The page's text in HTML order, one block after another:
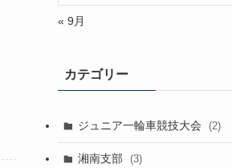
« 9月
カテゴリー
ジュニア一輪車競技大会 (2)
湘南支部 (3)